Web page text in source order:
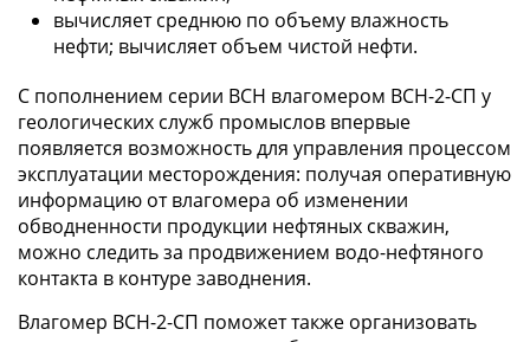
вычисляет среднюю по объему влажность
нефти; вычисляет объем чистой нефти.
С пополнением серии ВСН влагомером ВСН-2-СП у
геологических служб промыслов впервые
появляется возможность для управления процессом
эксплуатации месторождения: получая оперативную
информацию от влагомера об изменении
обводненности продукции нефтяных скважин,
можно следить за продвижением водо-нефтяного
контакта в контуре заводнения.
Влагомер ВСН-2-СП поможет также организовать